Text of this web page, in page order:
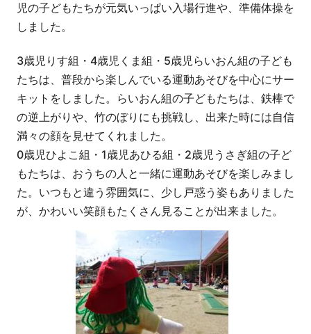
児の子どもたちが元気いっぱい入場行進や、準備体操を
しました。
3歳児りす組・4歳児くま組・5歳児らいおん組の子ども
たちは、普段から楽しんでいる運動あそびを中心にサー
キットをしました。らいおん組の子どもたちは、鉄棒で
の逆上がりや、竹のぼりにも挑戦し、出来た時には自信
満々の顔を見せてくれました。
0歳児ひよこ組・1歳児あひる組・2歳児うさぎ組の子ど
もたちは、おうちの人と一緒に運動あそびを楽しみまし
た。いつもと違う雰囲気に、少し戸惑う姿もありました
が、かわいい笑顔もたくさん見ることが出来ました。